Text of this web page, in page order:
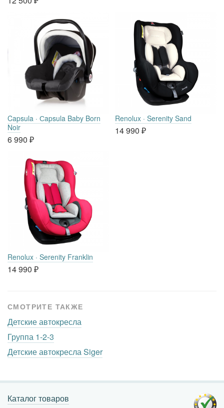
Capsula · Сapsula Baby Born
Noir
6 990 ₽
Renolux · Serenity Sand
14 990 ₽
Renolux · Serenity Franklin
14 990 ₽
СМОТРИТЕ ТАКЖЕ
Детские автокресла
Группа 1-2-3
Детские автокресла Siger
Каталог товаров